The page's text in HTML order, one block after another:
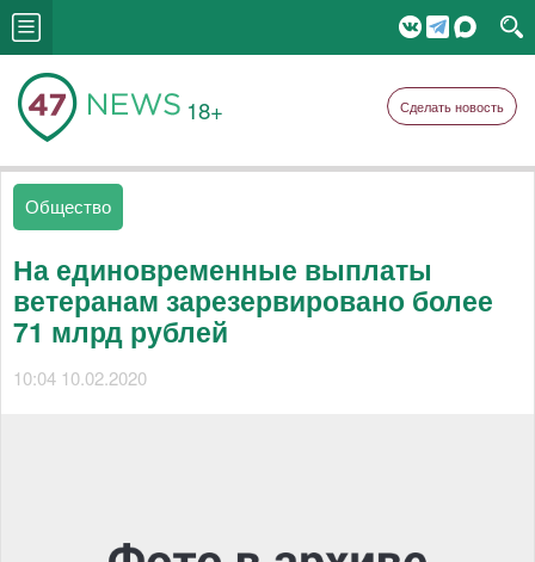
18+ Сделать новость
Общество
На единовременные выплаты
ветеранам зарезервировано более
71 млрд рублей
10:04 10.02.2020